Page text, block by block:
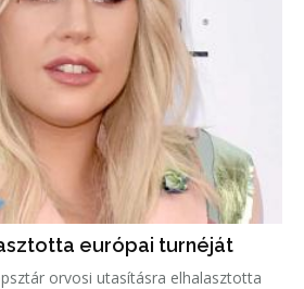
európai turnéját
orvosi utasításra elhalasztotta